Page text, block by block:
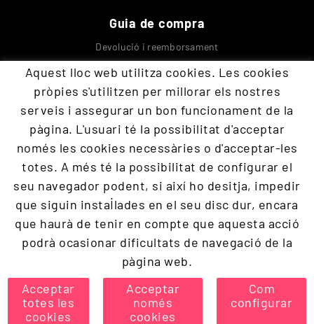
Guia de compra
Devolució i reemborsament
Seguretat Protecció a compradors
Enviaments
Contacta amb nosaltres
+34 609 894 293
devoraopos@gmail.com
Programació Defensa Supòsit pràctic
Part teòrica
Packs i ofertes Cursos reconeguts
AVÍS LEGAL
Aquest lloc web utilitza cookies. Les cookies
pròpies s'utilitzen per millorar els nostres
serveis i assegurar un bon funcionament de la
pàgina. L'usuari té la possibilitat d'acceptar
només les cookies necessàries o d'acceptar-les
totes. A més té la possibilitat de configurar el
seu navegador podent, si així ho desitja, impedir
que siguin instal·lades en el seu disc dur, encara
que haurà de tenir en compte que aquesta acció
podrà ocasionar dificultats de navegació de la
pàgina web.
Acceptar
totes les
cookies
Acceptar
només
cookies
Com
configurar